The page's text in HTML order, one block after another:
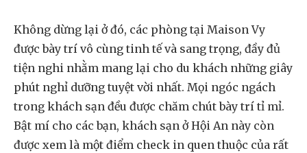
Không dừng lại ở đó, các phòng tại Maison Vy
được bày trí vô cùng tinh tế và sang trọng, đầy đủ
tiện nghi nhằm mang lại cho du khách những giây
phút nghỉ dưỡng tuyệt vời nhất. Mọi ngóc ngách
trong khách sạn đều được chăm chút bày trí tỉ mỉ.
Bật mí cho các bạn, khách sạn ở Hội An này còn
được xem là một điểm check in quen thuộc của rất